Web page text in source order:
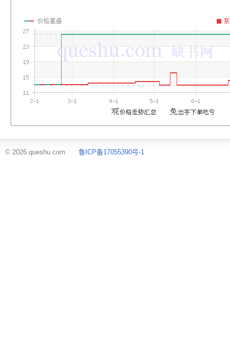
© 2026 queshu.com 鲁ICP备17055390号-1